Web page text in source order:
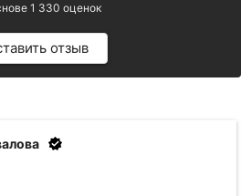
1 330 оценок
отзыв